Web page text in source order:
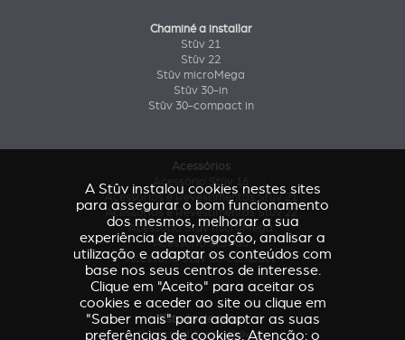
Chaminé a installar
Stûv 21
Stûv 22
Stûv microMega
Stûv 30-in
Stûv 30-compact in
Acessórios
Acessório Stûv 16
Acessórios e Revestimentos Stûv 21
Acessórios e Revestimentos Stûv 22
Acessório Stûv microMega
Acessório Stûv 30
Acessório Stûv 30-compact
Estudo de caso
Caresse d'Avenir(Stûv 22)
A Stûv instalou cookies nestes sites
para assegurar o bom funcionamento
dos mesmos, melhorar a sua
experiência de navegação, analisar a
utilização e adaptar os conteúdos com
base nos seus centros de interesse.
Clique em "Aceito" para aceitar os
cookies e aceder ao site ou clique em
"Saber mais" para adaptar as suas
preferências de cookies. Atenção: o